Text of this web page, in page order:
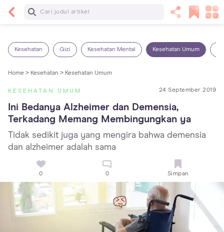
Baca Selanjutnya
Kesehatan Gizi Kesehatan Mental Kesehatan Umum
Home > Kesehatan > Kesehatan Umum
KESEHATAN UMUM 24 September 2019
Ini Bedanya Alzheimer dan Demensia,
Terkadang Memang Membingungkan ya
Tidak sedikit juga yang mengira bahwa demensia
dan alzheimer adalah sama
0 0 Simpan